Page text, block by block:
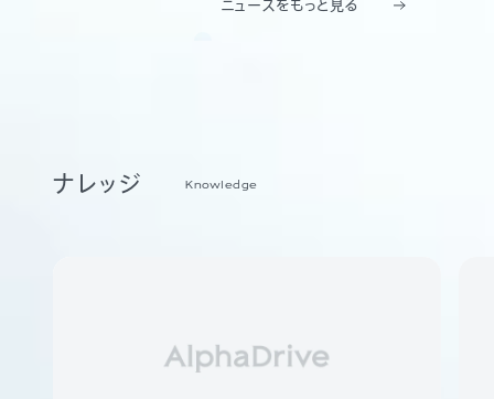
ニュースをもっと見る
ナレッジ Knowledge